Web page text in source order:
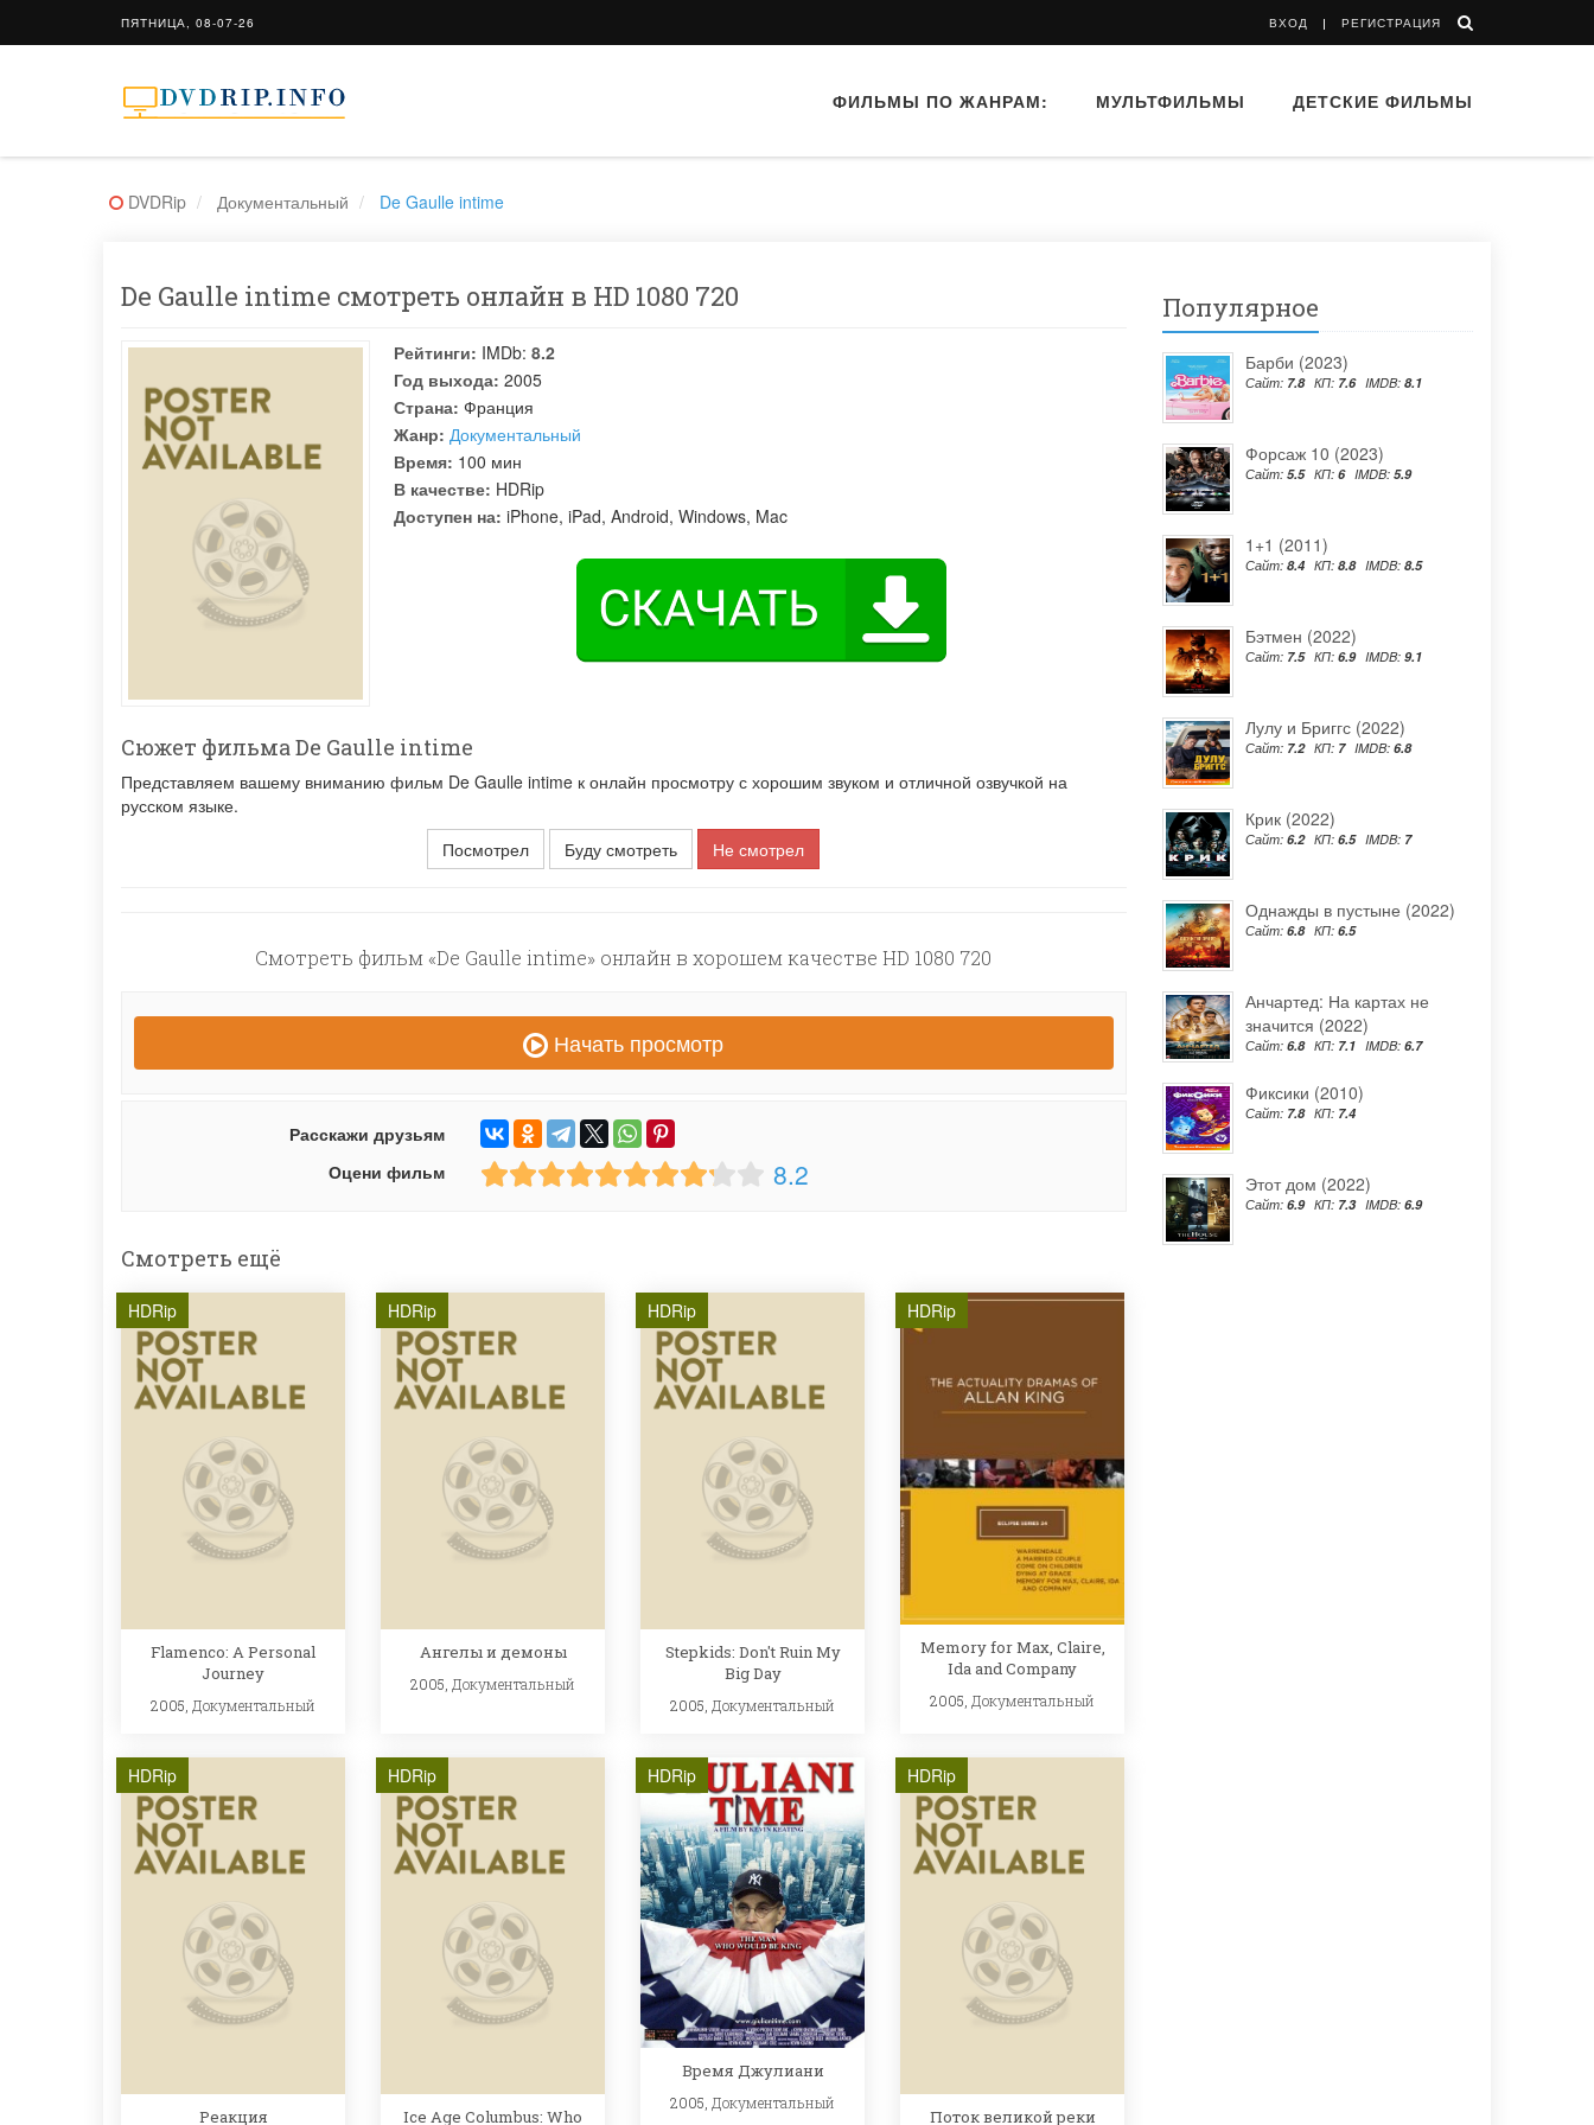
ПЯТНИЦА, 08-07-26 ВХОД РЕГИСТРАЦИЯ
ФИЛЬМЫ ПО ЖАНРАМ: МУЛЬТФИЛЬМЫ ДЕТСКИЕ ФИЛЬМЫ
DVDRip Документальный De Gaulle intime
De Gaulle intime смотреть онлайн в HD 1080 720
Рейтинги: IMDb: 8.2
Год выхода: 2005
Страна: Франция
Жанр: Документальный
Время: 100 мин
В качестве: HDRip
Доступен на: iPhone, iPad, Android, Windows, Mac
Сюжет фильма De Gaulle intime
Представляем вашему вниманию фильм De Gaulle intime к онлайн просмотру с хорошим звуком и отличной озвучкой на
русском языке.
Посмотрел
Буду смотреть Не смотрел
Смотреть фильм «De Gaulle intime» онлайн в хорошем качестве HD 1080 720
Начать просмотр
Расскажи друзьям
Оцени фильм
8.2
Смотреть ещё
HDRip
Flamenco: A Personal
Journey
2005, Документальный
HDRip
Ангелы и демоны
2005, Документальный
HDRip
Stepkids: Don't Ruin My
Big Day
2005, Документальный
HDRip
Memory for Max, Claire,
Ida and Company
2005, Документальный
HDRip
Реакция
HDRip
Ice Age Columbus: Who
HDRip
Время Джулиани
2005, Документальный
HDRip
Поток великой реки
Популярное
Барби (2023)
Сайт: 7.8 КП: 7.6 IMDB: 8.1
Форсаж 10 (2023)
Сайт: 5.5 КП: 6 IMDB: 5.9
1+1 (2011)
Сайт: 8.4 КП: 8.8 IMDB: 8.5
Бэтмен (2022)
Сайт: 7.5 КП: 6.9 IMDB: 9.1
Лулу и Бриггс (2022)
Сайт: 7.2 КП: 7 IMDB: 6.8
Крик (2022)
Сайт: 6.2 КП: 6.5 IMDB: 7
Однажды в пустыне (2022)
Сайт: 6.8 КП: 6.5
Анчартед: На картах не
значится (2022)
Сайт: 6.8 КП: 7.1 IMDB: 6.7
Фиксики (2010)
Сайт: 7.8 КП: 7.4
Этот дом (2022)
Сайт: 6.9 КП: 7.3 IMDB: 6.9